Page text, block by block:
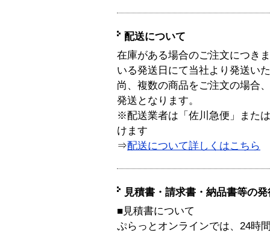
配送について
在庫がある場合のご注文につき
いる発送日にて当社より発送い
尚、複数の商品をご注文の場合
発送となります。
※配送業者は「佐川急便」また
けます
⇒配送について詳しくはこちら
見積書・請求書・納品書等の
■見積書について
ぷらっとオンラインでは、24時